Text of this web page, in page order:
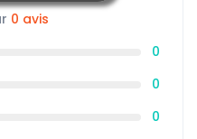
0 avis
0
0
0